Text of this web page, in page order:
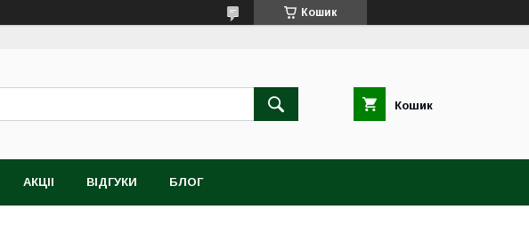
Кошик
Кошик
АКЦІІ ВІДГУКИ БЛОГ